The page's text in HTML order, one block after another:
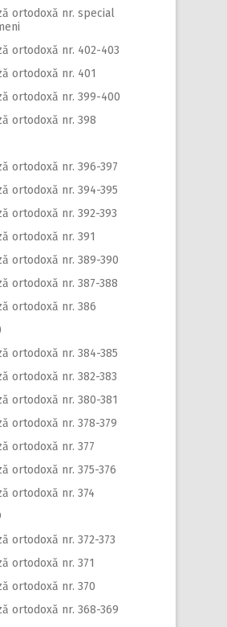
ortodoxă nr. special
ortodoxă nr. 402-403
ortodoxă nr. 401
ortodoxă nr. 399-400
ortodoxă nr. 398
ortodoxă nr. 396-397
ortodoxă nr. 394-395
ortodoxă nr. 392-393
ortodoxă nr. 391
ortodoxă nr. 389-390
ortodoxă nr. 387-388
ortodoxă nr. 386
ortodoxă nr. 384-385
ortodoxă nr. 382-383
ortodoxă nr. 380-381
ortodoxă nr. 378-379
ortodoxă nr. 377
ortodoxă nr. 375-376
ortodoxă nr. 374
ortodoxă nr. 372-373
ortodoxă nr. 371
ortodoxă nr. 370
ortodoxă nr. 368-369